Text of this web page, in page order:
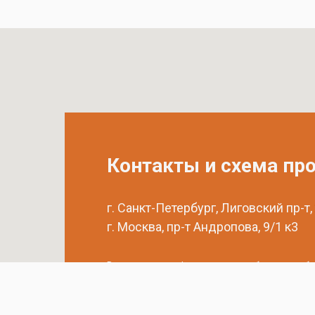
Контакты и схема
г. Санкт-Петербург, Лиговский пр-
г. Москва, пр-т Андропова, 9/1 к3
Выставочные офисы и склад работают по